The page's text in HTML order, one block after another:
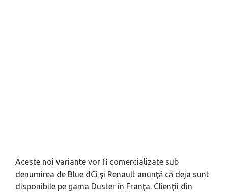
Aceste noi variante vor fi comercializate sub
denumirea de Blue dCi şi Renault anunţă că deja sunt
disponibile pe gama Duster în Franţa. Clienţii din